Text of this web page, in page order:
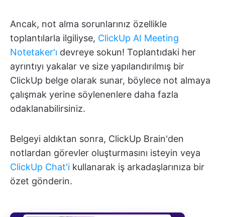
Ancak, not alma sorunlarınız özellikle
toplantılarla ilgiliyse, ClickUp AI Meeting
Notetaker'ı devreye sokun! Toplantıdaki her
ayrıntıyı yakalar ve size yapılandırılmış bir
ClickUp belge olarak sunar, böylece not almaya
çalışmak yerine söylenenlere daha fazla
odaklanabilirsiniz.
Belgeyi aldıktan sonra, ClickUp Brain'den
notlardan görevler oluşturmasını isteyin veya
ClickUp Chat'i kullanarak iş arkadaşlarınıza bir
özet gönderin.